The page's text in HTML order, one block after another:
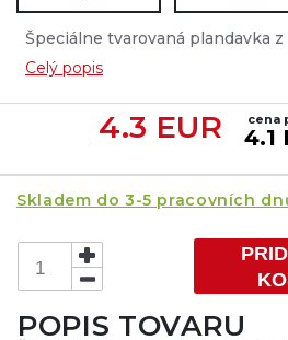
Špeciálne tvarovaná plandavka
Perfektné pre lov všetkých
častiach nádrží a v blízkosti
Celý popis
4.3 EUR cena
4.1
Skladem do 3-5 pracovních
POPIS TOVARU